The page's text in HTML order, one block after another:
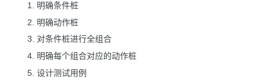
明确条件桩
明确动作桩
对条件桩进行全组合
明确每个组合对应的动作桩
设计测试用例